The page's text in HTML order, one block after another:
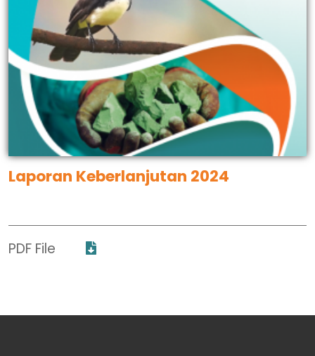
Laporan Keberlanjutan 2024
PDF File